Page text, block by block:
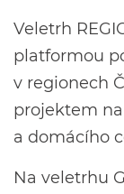
Veletrh
platformou
v regionech
projektem
a domácího
Na veletrhu